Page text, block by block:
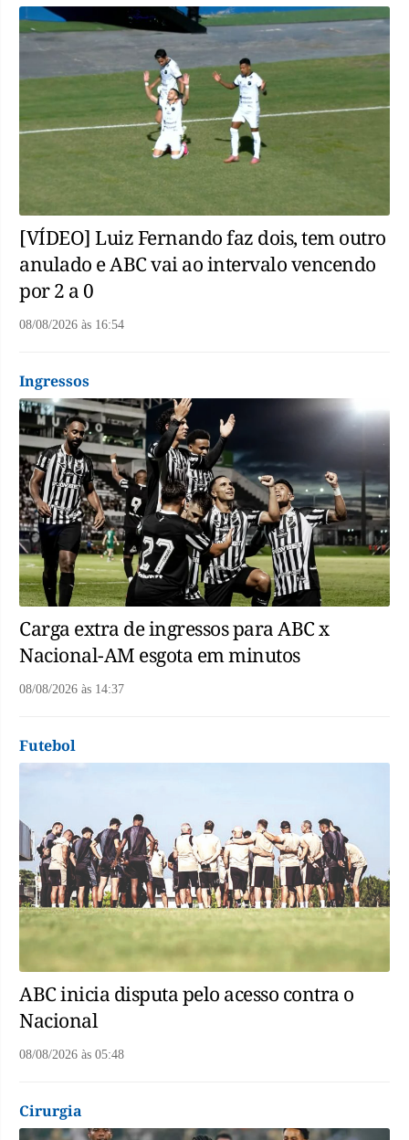
[VÍDEO] Luiz Fernando faz dois, tem outro
anulado e ABC vai ao intervalo vencendo
por 2 a 0
08/08/2026 às 16:54
Ingressos
Carga extra de ingressos para ABC x
Nacional-AM esgota em minutos
08/08/2026 às 14:37
Futebol
ABC inicia disputa pelo acesso contra o
Nacional
08/08/2026 às 05:48
Cirurgia